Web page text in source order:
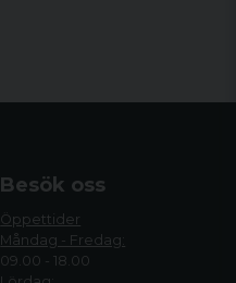
Besök oss
Öppettider
Måndag - Fredag:
09.00 - 18.00